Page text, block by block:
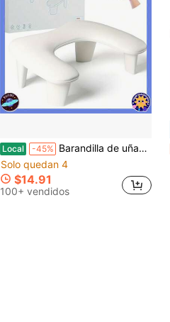
Local -45% Barandilla de uñas, cojín de barandilla de cuero, montable - Soporte de barandilla de uñas en forma de U, barandilla de manicura con ángulo de 15°, cojín de barandilla de cuero de microfibra blanca PU, adecuado para almohadillas de uñas acrílicas, carga y extracción rápida de la barandilla de uñas
Solo quedan 4
$14.91
100+ vendidos